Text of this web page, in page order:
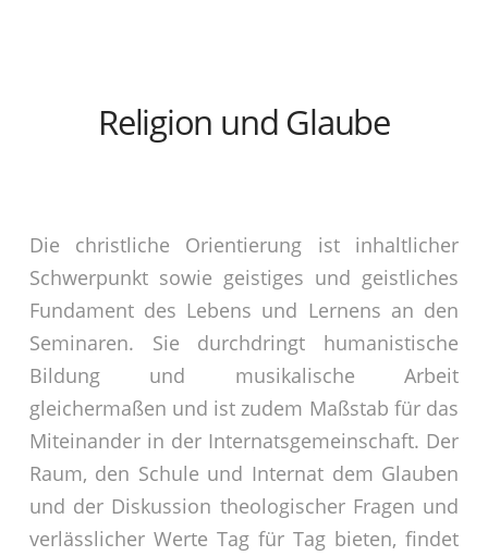
Religion und Glaube
Die christliche Orientierung ist inhaltlicher
Schwerpunkt sowie geistiges und geistliches
Fundament des Lebens und Lernens an den
Seminaren. Sie durchdringt humanistische
Bildung und musikalische Arbeit
gleichermaßen und ist zudem Maßstab für das
Miteinander in der Internatsgemeinschaft. Der
Raum, den Schule und Internat dem Glauben
und der Diskussion theologischer Fragen und
verlässlicher Werte Tag für Tag bieten, findet